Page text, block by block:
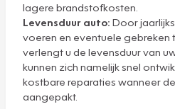
lagere brandstofkosten.
Levensduur auto: Door
voeren en eventuele gebreken
verlengt u de levensduur van
kunnen zich namelijk snel
kostbare reparaties wanneer
aangepakt.